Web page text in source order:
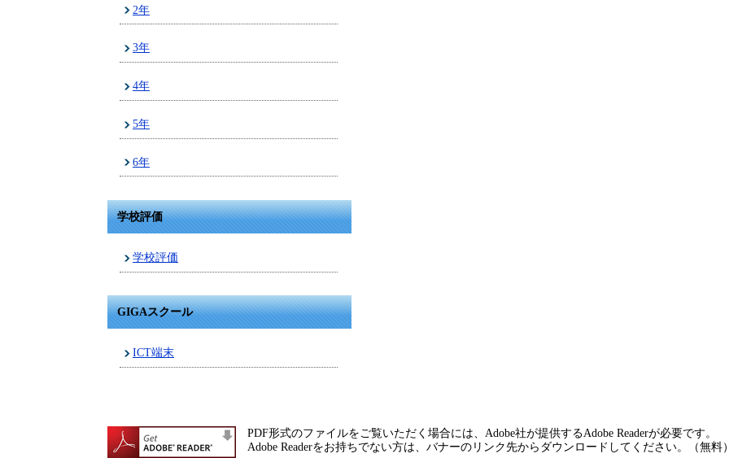
2年
3年
4年
5年
6年
学校評価
学校評価
GIGAスクール
ICT端末
PDF形式のファイルをご覧いただく場合には、Adobe社が提供するAdobe Readerが必要です。
Adobe Readerをお持ちでない方は、バナーのリンク先からダウンロードしてください。（無料）